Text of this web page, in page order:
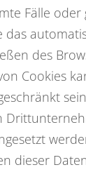
Fälle oder
das
des
Cookies
dieser